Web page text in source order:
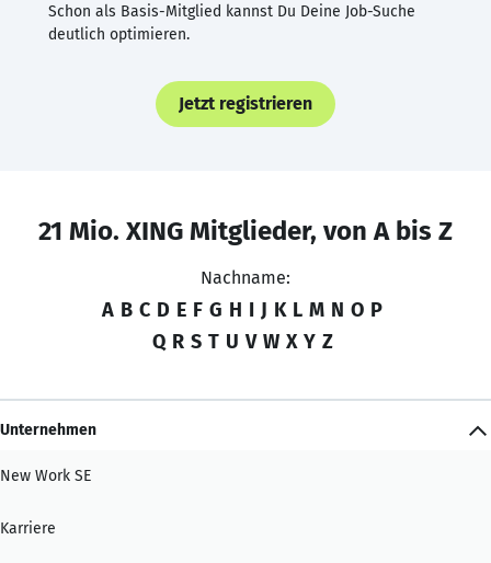
Schon als Basis-Mitglied kannst Du Deine Job-Suche
deutlich optimieren.
Jetzt registrieren
21 Mio. XING Mitglieder, von A bis Z
Nachname:
A B C D E F G H I J K L M N O P
Q R S T U V W X Y Z
Unternehmen
New Work SE
Karriere